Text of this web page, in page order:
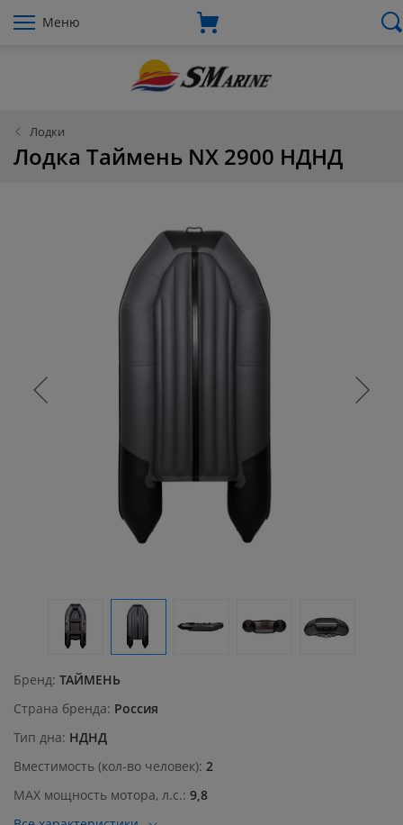
Меню
Лодки
Лодка Таймень NX 2900 НДНД
Бренд ТАЙМЕНЬ
Страна бренда Россия
Тип дна НДНД
Вместимость (кол-во человек) 2
MAX мощность мотора, л.с. 9,8